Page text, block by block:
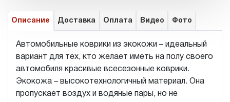
Описание Доставка Оплата Видео Фото
Автомобильные коврики из экокожи – идеальный
вариант для тех, кто желает иметь на полу своего
автомобиля красивые всесезонные коврики.
Экокожа – высокотехнологичный материал. Она
пропускает воздух и водяные пары, но не